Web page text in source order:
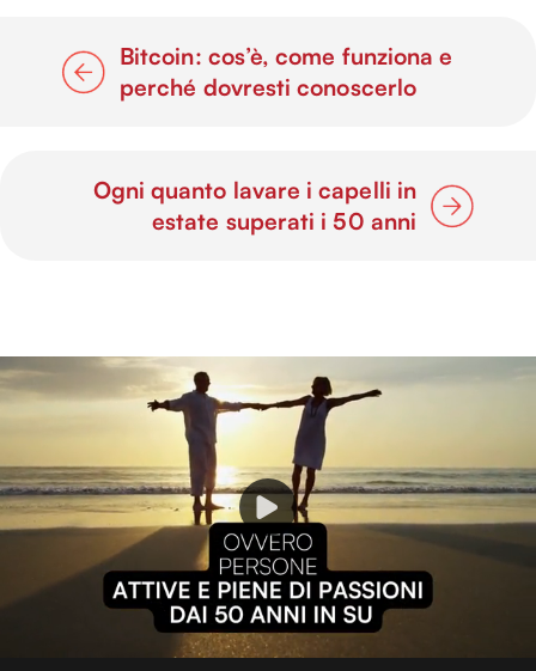
Bitcoin: cos’è, come funziona e
perché dovresti conoscerlo
Ogni quanto lavare i capelli in
estate superati i 50 anni
P
l
L